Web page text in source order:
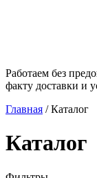
Работаем без
факту доставки и
Главная /Каталог
Каталог